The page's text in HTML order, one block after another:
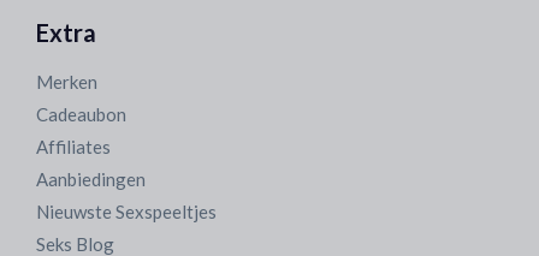
Extra
Merken
Cadeaubon
Affiliates
Aanbiedingen
Nieuwste Sexspeeltjes
Seks Blog